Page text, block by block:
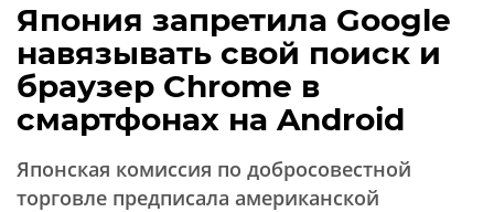
Япония запретила Google
навязывать свой поиск и
браузер Chrome в
смартфонах на Android
Японская комиссия по добросовестной
торговле предписала американской